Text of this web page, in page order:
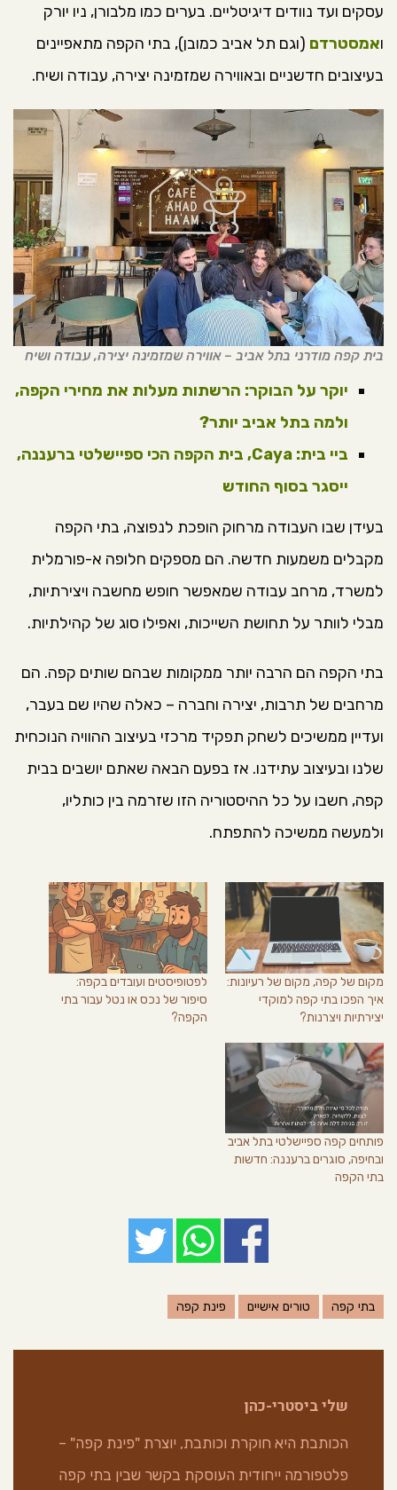
עסקים ועד נוודים דיגיטליים. בערים כמו מלבורן, ניו יורק
ואמסטרדם (וגם תל אביב כמובן), בתי הקפה מתאפיינים
בעיצובים חדשניים ובאווירה שמזמינה יצירה, עבודה ושיח.
בית קפה מודרני בתל אביב – אווירה שמזמינה יצירה, עבודה ושיח
יוקר על הבוקר: הרשתות מעלות את מחירי הקפה,
ולמה בתל אביב יותר?
ביי בית: Caya, בית הקפה הכי ספיישלטי ברעננה,
ייסגר בסוף החודש
בעידן שבו העבודה מרחוק הופכת לנפוצה, בתי הקפה
מקבלים משמעות חדשה. הם מספקים חלופה א-פורמלית
למשרד, מרחב עבודה שמאפשר חופש מחשבה ויצירתיות,
מבלי לוותר על תחושת השייכות, ואפילו סוג של קהילתיות.
בתי הקפה הם הרבה יותר ממקומות שבהם שותים קפה. הם
מרחבים של תרבות, יצירה וחברה – כאלה שהיו שם בעבר,
ועדיין ממשיכים לשחק תפקיד מרכזי בעיצוב ההוויה הנוכחית
שלנו ובעיצוב עתידנו. אז בפעם הבאה שאתם יושבים בבית
קפה, חשבו על כל ההיסטוריה הזו שזרמה בין כותליו,
ולמעשה ממשיכה להתפתח.
מקום של קפה, מקום של רעיונות:
איך הפכו בתי קפה למוקדי
יצירתיות ויצרנות?
לפטופיסטים ועובדים בקפה:
סיפור של נכס או נטל עבור בתי
הקפה?
פותחים קפה ספיישלטי בתל אביב
ובחיפה, סוגרים ברעננה: חדשות
בתי הקפה
בתי קפה טורים אישיים פינת קפה
שלי ביסטרי-כהן
הכותבת היא חוקרת וכותבת, יוצרת "פינת קפה" –
פלטפורמה ייחודית העוסקת בקשר שבין בתי קפה